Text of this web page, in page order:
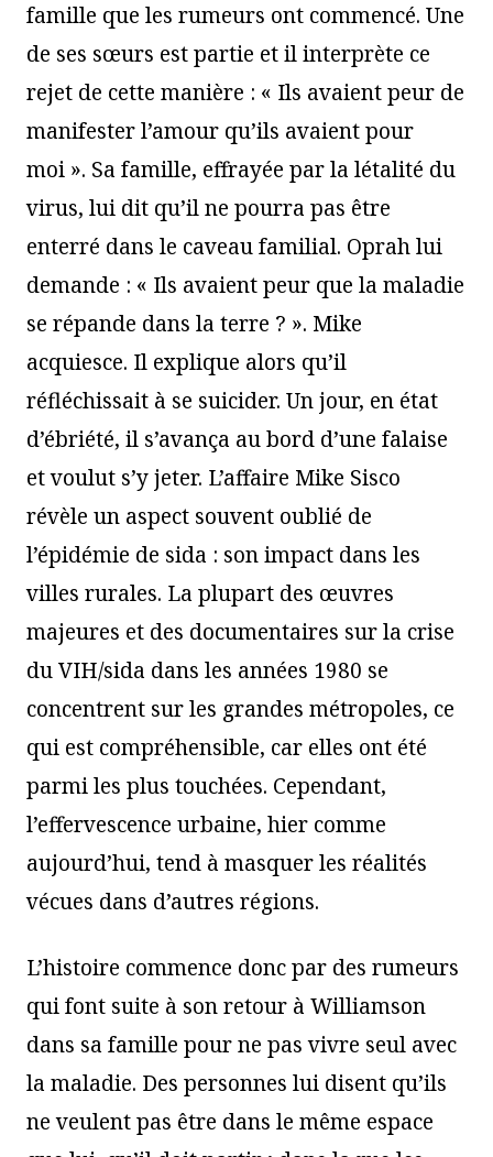
famille que les rumeurs ont commencé. Une
de ses sœurs est partie et il interprète ce
rejet de cette manière : « Ils avaient peur de
manifester l’amour qu’ils avaient pour
moi ». Sa famille, effrayée par la létalité du
virus, lui dit qu’il ne pourra pas être
enterré dans le caveau familial. Oprah lui
demande : « Ils avaient peur que la maladie
se répande dans la terre ? ». Mike
acquiesce. Il explique alors qu’il
réfléchissait à se suicider. Un jour, en état
d’ébriété, il s’avança au bord d’une falaise
et voulut s’y jeter. L’affaire Mike Sisco
révèle un aspect souvent oublié de
l’épidémie de sida : son impact dans les
villes rurales. La plupart des œuvres
majeures et des documentaires sur la crise
du VIH/sida dans les années 1980 se
concentrent sur les grandes métropoles, ce
qui est compréhensible, car elles ont été
parmi les plus touchées. Cependant,
l’effervescence urbaine, hier comme
aujourd’hui, tend à masquer les réalités
vécues dans d’autres régions.
L’histoire commence donc par des rumeurs
qui font suite à son retour à Williamson
dans sa famille pour ne pas vivre seul avec
la maladie. Des personnes lui disent qu’ils
ne veulent pas être dans le même espace